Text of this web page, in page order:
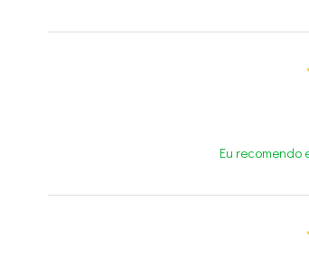
Eu recomendo